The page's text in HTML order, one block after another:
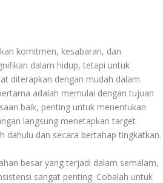
komitmen, kesabaran, dan
dalam hidup, tetapi untuk
diterapkan dengan mudah dalam
adalah memulai dengan tujuan
baik, penting untuk menentukan
langsung menetapkan target
dahulu dan secara bertahap tingkatkan.
besar yang terjadi dalam semalam,
sangat penting. Cobalah untuk